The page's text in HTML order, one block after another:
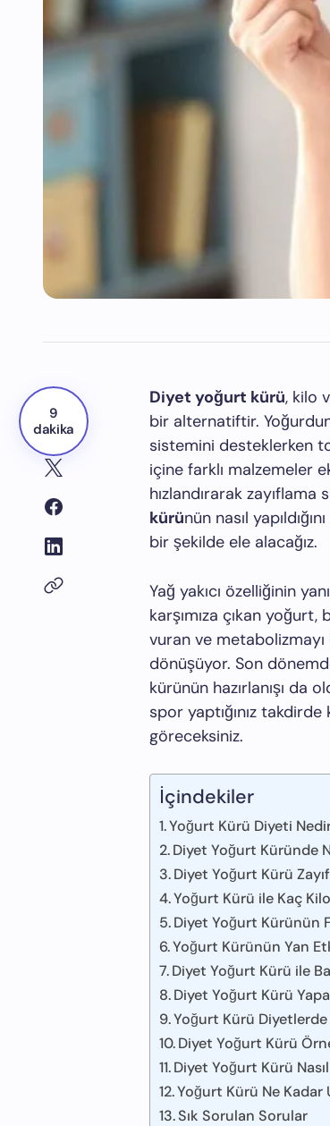
9
dakika
Diyet yoğurt kürü, kilo
bir alternatiftir.
sistemini desteklerken
içine farklı malzemeler
hızlandırarak zayıflama
kürünün nasıl
bir şekilde ele alacağız.
Yağ yakıcı özelliğinin
karşımıza çıkan
vuran ve
dönüşüyor. Son
kürünün hazırlanışı da
spor yaptığınız
göreceksiniz.
İçindekiler
Yoğurt Kürü Diyeti
Diyet Yoğurt Küründe
Diyet Yoğurt Kürü
Yoğurt Kürü ile Kaç
Diyet Yoğurt Kürünün
Yoğurt Kürünün Yan
Diyet Yoğurt Kürü ile
Diyet Yoğurt Kürü
Yoğurt Kürü Diyetlerde
Diyet Yoğurt Kürü
Diyet Yoğurt Kürü
Yoğurt Kürü Ne Kadar
Sık Sorulan Sorular